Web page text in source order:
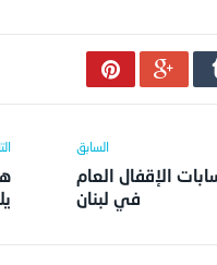
الإقفال العام
في لبنان